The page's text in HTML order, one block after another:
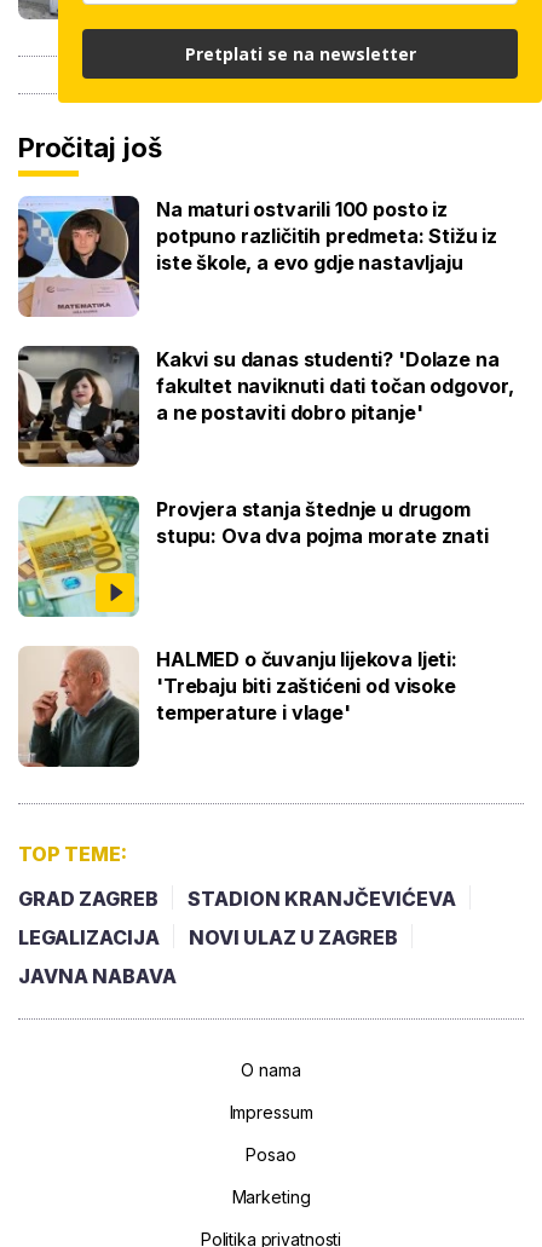
Pročitaj još
Na maturi ostvarili 100 posto iz
potpuno različitih predmeta: Stižu iz
iste škole, a evo gdje nastavljaju
Kakvi su danas studenti? 'Dolaze na
fakultet naviknuti dati točan odgovor,
a ne postaviti dobro pitanje'
Provjera stanja štednje u drugom
stupu: Ova dva pojma morate znati
HALMED o čuvanju lijekova ljeti:
'Trebaju biti zaštićeni od visoke
temperature i vlage'
TOP TEME:
GRAD ZAGREB
STADION KRANJČEVIĆEVA
LEGALIZACIJA
NOVI ULAZ U ZAGREB
JAVNA NABAVA
O nama
Impressum
Posao
Marketing
Politika privatnosti
Pretplati se na newsletter